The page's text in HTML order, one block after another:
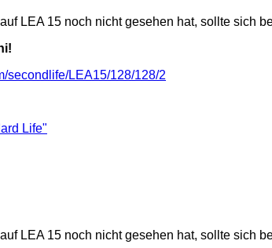
LEA 15 noch nicht gesehen hat, sollte sich
secondlife/LEA15/128/128/2
Life"
LEA 15 noch nicht gesehen hat, sollte sich